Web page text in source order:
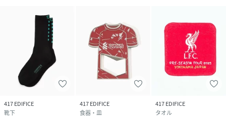
417 EDIFICE
靴下
417 EDIFICE
食器・皿
417 EDIFICE
タオル